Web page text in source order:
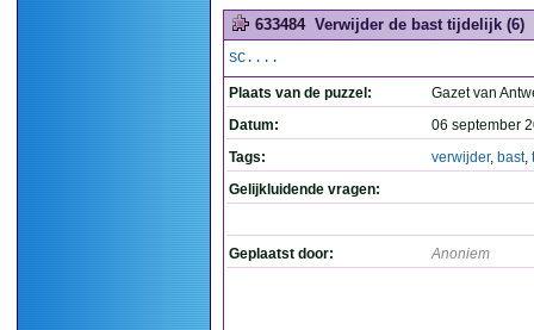
633484 Verwijder de bast tijdelijk (6)
SC....
Plaats van de puzzel:
Gazet van
Datum:
06 september
Tags:
verwijder, bast,
Gelijkluidende vragen:
Geplaatst door: Anoniem